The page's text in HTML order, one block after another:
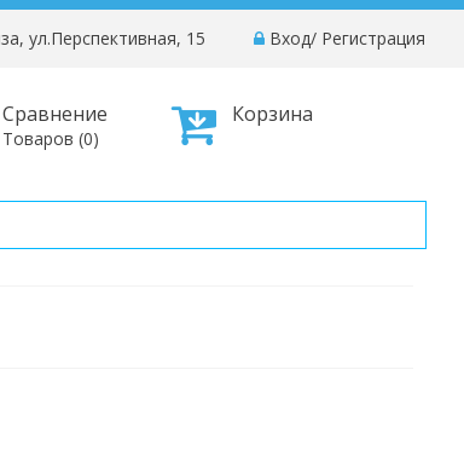
Вход/ Регистрация
ул.Перспективная, 15
Корзина
Сравнение
Товаров (0)